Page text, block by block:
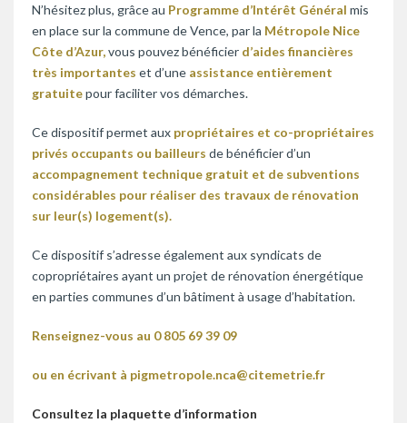
N’hésitez plus, grâce au Programme d’Intérêt Général mis
en place sur la commune de Vence, par la Métropole Nice
Côte d’Azur,vous pouvez bénéficier d’aides financières
très importantes et d’une assistance entièrement
gratuitepour faciliter vos démarches.
Ce dispositif permet aux propriétaires et co-propriétaires
privés occupants ou bailleurs de bénéficier d’un
accompagnement technique gratuit et de subventions
considérables pour réaliser des travaux de rénovation
sur leur(s) logement(s).
Ce dispositif s’adresse également aux syndicats de
copropriétaires ayant un projet de rénovation énergétique
en parties communes d’un bâtiment à usage d’habitation.
Renseignez-vous au 0 805 69 39 09
ou en écrivant à pigmetropole.nca@citemetrie.fr
Consultez la plaquette d’information